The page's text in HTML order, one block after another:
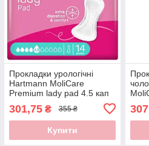
Прокладки урологічні
Hartmann MoliCare
Premium lady pad 4.5 кап
301,75₴ 355 ₴
Купити